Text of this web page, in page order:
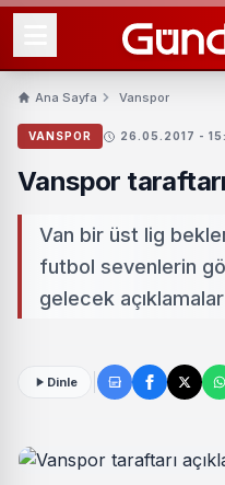
Ana Sayfa Vanspor
VANSPOR 26.05.2017 -
Vanspor
Van bir üst lig
futbol sevenlerin
gelecek
Dinle